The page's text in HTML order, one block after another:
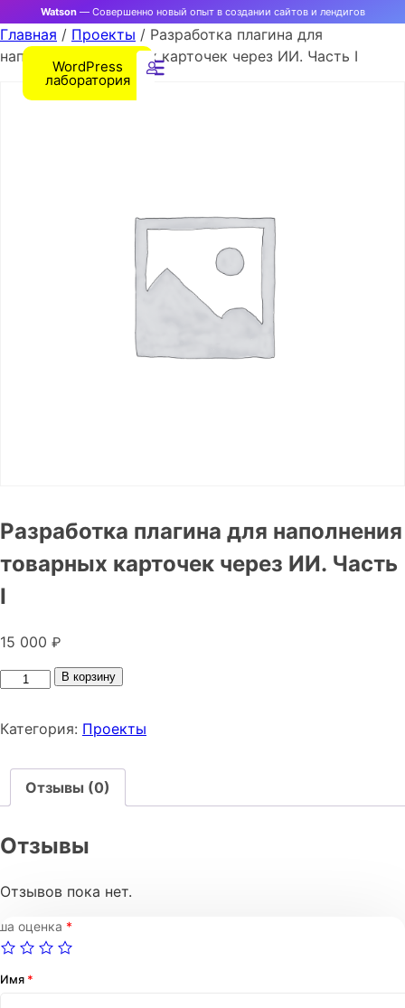
Watson— Совершенно новый опыт в создании сайтов и лендигов
WordPress
лаборатория
Главная / Проекты / Разработка плагина для
наполнения товарных карточек через ИИ. Чаcть I
Разработка плагина для наполнения
товарных карточек через ИИ. Чаcть
I
15 000 ₽
В корзину
Категория: Проекты
Отзывы (0)
Отзывы
Отзывов пока нет.
оценка *
Имя *